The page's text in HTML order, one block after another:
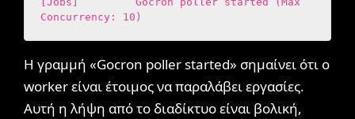
Concurrency: 10)
Η γραμμή «Gocron poller started» σημαίνει ότι ο
worker είναι έτοιμος να παραλάβει εργασίες.
Αυτή η λήψη από το διαδίκτυο είναι βολική,